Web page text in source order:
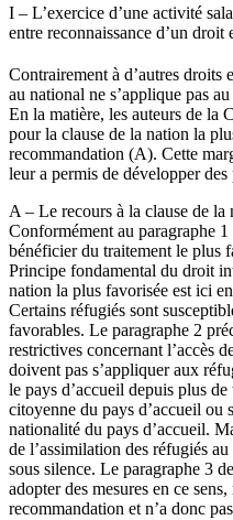
I – L’exercice d’une activité
entre reconnaissance d’un
Contrairement à d’autres droits
au national ne s’applique pas
En la matière, les auteurs de la
pour la clause de la nation la
recommandation (A). Cette
leur a permis de développer
A – Le recours à la clause de
Conformément au paragraphe
bénéficier du traitement le plus
Principe fondamental du droit
nation la plus favorisée est ici
Certains réfugiés sont
favorables. Le paragraphe 2
restrictives concernant l’accès
doivent pas s’appliquer aux
le pays d’accueil depuis plus
citoyenne du pays d’accueil ou
nationalité du pays d’accueil.
de l’assimilation des réfugiés
sous silence. Le paragraphe 3
adopter des mesures en ce
recommandation et n’a donc